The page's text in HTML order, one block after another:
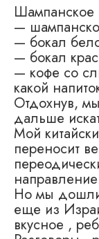
—
— бокал
— бокал
— кофе со
какой
Отдохнув,
дальше
Мой
переносит
Но мы
еще из
вкусное ,